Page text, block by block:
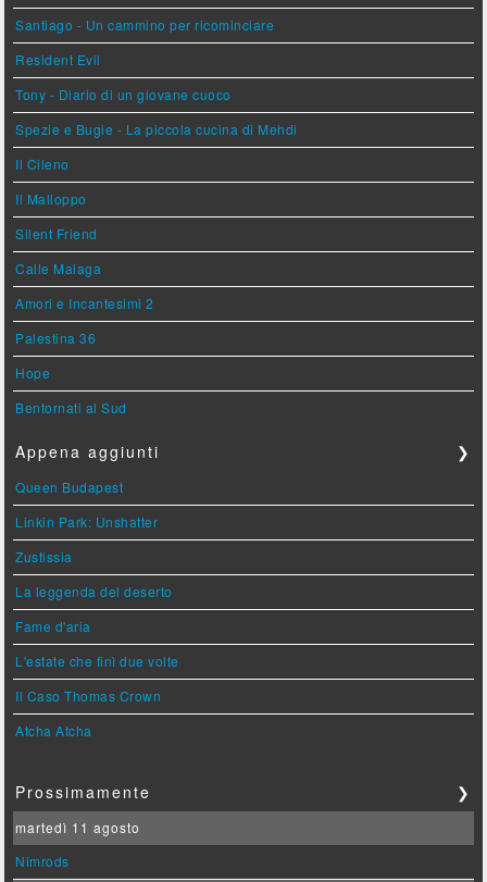
Santiago - Un cammino per ricominciare
Resident Evil
Tony - Diario di un giovane cuoco
Spezie e Bugie - La piccola cucina di Mehdi
Il Cileno
Il Malloppo
Silent Friend
Calle Malaga
Amori e Incantesimi 2
Palestina 36
Hope
Bentornati al Sud
Appena aggiunti ❯
Queen Budapest
Linkin Park: Unshatter
Zustissia
La leggenda del deserto
Fame d'aria
L'estate che finì due volte
Il Caso Thomas Crown
Atcha Atcha
Prossimamente ❯
martedì 11 agosto
Nimrods